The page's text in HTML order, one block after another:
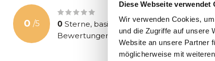
Diese Webseite verwendet
Wir verwenden Cookies,
und die Zugriffe auf unsere
Website an unsere Partner
möglicherweise mit
0 /5 0 Sterne, basierend auf0
Bewertungen